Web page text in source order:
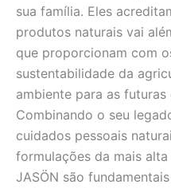
sua família. Eles
produtos naturais vai
que proporcionam com
sustentabilidade da
ambiente para as
Combinando o seu
cuidados pessoais
formulações da mais
JASÖN são